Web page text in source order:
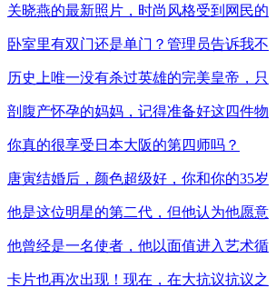
关晓燕的最新照片，时尚风格受到网民的
卧室里有双门还是单门？管理员告诉我不
历史上唯一没有杀过英雄的完美皇帝，只
剖腹产怀孕的妈妈，记得准备好这四件物
你真的很享受日本大阪的第四师吗？
唐寅结婚后，颜色超级好，你和你的35岁
他是这位明星的第二代，但他认为他愿意
他曾经是一名使者，他以面值进入艺术循
卡片也再次出现！现在，在大抗议抗议之